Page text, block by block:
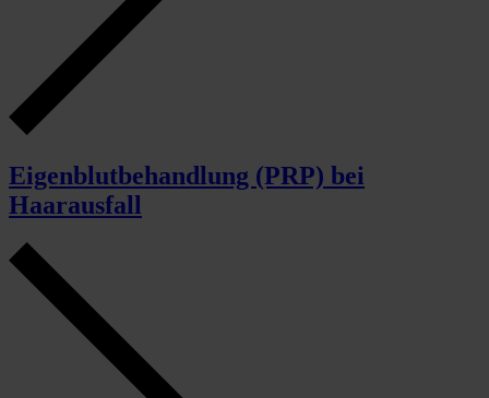
Eigenblutbehandlung (PRP) bei
Haarausfall